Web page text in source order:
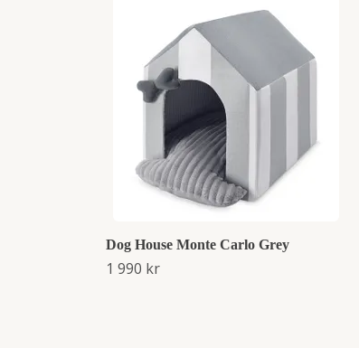
Dog House Monte Carlo Grey
1 990 kr